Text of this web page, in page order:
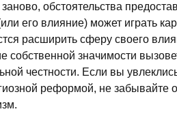
обстоятельства
его влияние) может играть
расширить сферу своего
собственной значимости
честности. Если вы
реформой, не забывайте